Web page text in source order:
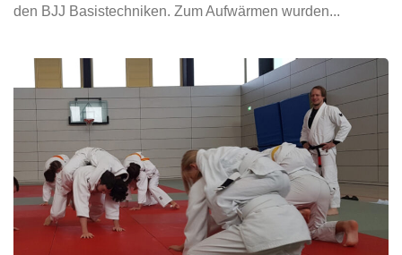
den BJJ Basistechniken. Zum Aufwärmen wurden...